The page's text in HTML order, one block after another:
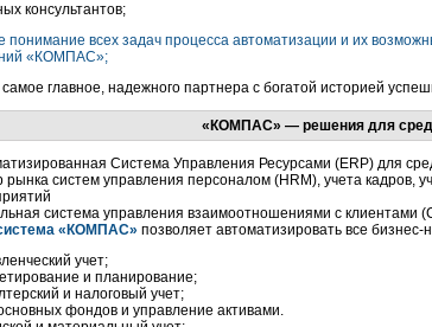
консультантов;
понимание всех задач процесса автоматизации и их
«КОМПАС»;
самое главное, надежного партнера с богатой историей
«КОМПАС» — решения для
Система Управления Ресурсами (ERP) для
рынка систем управления персоналом (HRM), учета кадров,
система управления взаимоотношениями с клиентами
«КОМПАС» позволяет автоматизировать все бизнес-
учет;
и планирование;
и налоговый учет;
фондов и управление активами.